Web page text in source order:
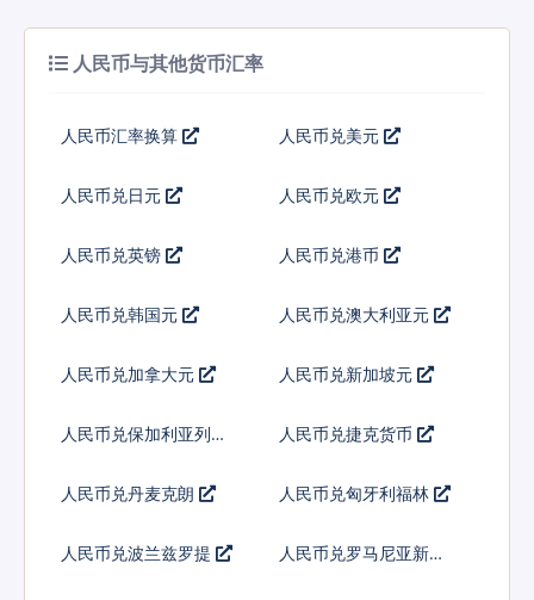
人民币与其他货币汇率
人民币汇率换算 人民币兑美元
人民币兑日元 人民币兑欧元
人民币兑英镑 人民币兑港币
人民币兑韩国元 人民币兑澳大利亚元
人民币兑加拿大元 人民币兑新加坡元
人民币兑保加利亚列弗 人民币兑捷克货币
人民币兑丹麦克朗 人民币兑匈牙利福林
人民币兑波兰兹罗提
人民币兑罗马尼亚新列